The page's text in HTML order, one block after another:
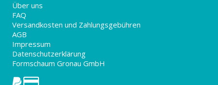
Über uns
FAQ
Versandkosten und Zahlungsgebühren
AGB
Impressum
Datenschutzerklärung
Formschaum Gronau GmbH